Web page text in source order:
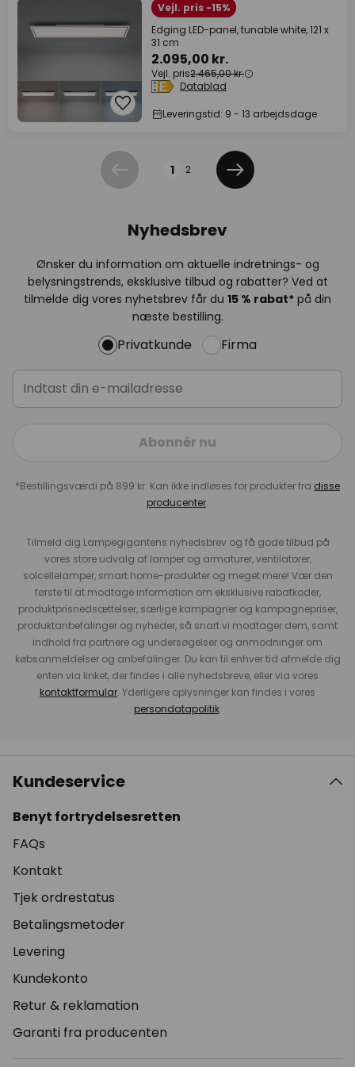
Vejl. pris -15%
Edging LED-panel, tunable white, 121 x
31 cm
2.095,00 kr.
Vejl. pris2.465,00 kr.
Datablad
Leveringstid: 9 - 13 arbejdsdage
Forrige 1 2
Næste
Nyhedsbrev
Ønsker du information om aktuelle indretnings- og
belysningstrends, eksklusive tilbud og rabatter? Ved at
tilmelde dig vores nyhetsbrev får du 15 % rabat* på din
næste bestilling.
Privatkunde Firma
Abonnér nu
*Bestillingsværdi på 899 kr. Kan ikke indløses for produkter fra disse
producenter.
Tilmeld dig Lampegigantens nyhedsbrev og få gode tilbud på
vores store udvalg af lamper og armaturer, ventilatorer,
solcellelamper, smart home-produkter og meget mere! Vær den
første til at modtage information om eksklusive rabatkoder,
produktprisnedsættelser, særlige kampagner og kampagnepriser,
produktanbefalinger og nyheder, så snart vi modtager dem, samt
indhold fra partnere og undersøgelser og anmodninger om
købsanmeldelser og anbefalinger. Du kan til enhver tid afmelde dig
enten via linket, der findes i alle nyhedsbreve, eller via vores
kontaktformular. Yderligere oplysninger kan findes i vores
persondatapolitik.
Kundeservice
Benyt fortrydelsesretten
FAQs
Kontakt
Tjek ordrestatus
Betalingsmetoder
Levering
Kundekonto
Retur & reklamation
Garanti fra producenten